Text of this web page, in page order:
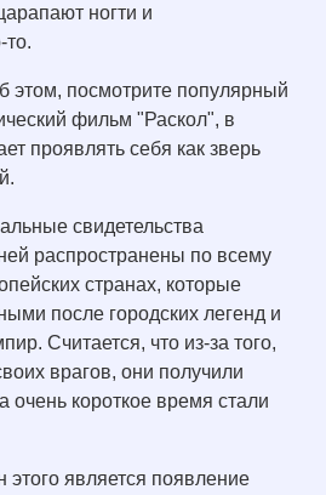
ногти и
то.
этом, посмотрите популярный
фильм "Раскол", в
проявлять себя как зверь
свидетельства
распространены по всему
странах, которые
после городских легенд и
Считается, что из-за того,
врагов, они получили
очень короткое время стали
этого является появление